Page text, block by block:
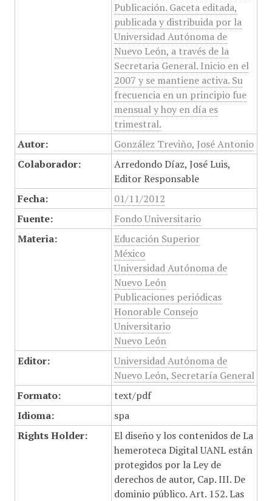
Publicación. Gaceta editada,
publicada y distribuida por la
Universidad Autónoma de
Nuevo León, a través de la
Secretaria General. Inicio en el
2007 y se mantiene activa. Su
frecuencia en un principio fue
mensual y hoy en día es
trimestral.
Autor:
González Treviño, José Antonio
Colaborador:
Arredondo Díaz, José Luis,
Editor Responsable
Fecha:
01/11/2012
Fuente:
Fondo Universitario
Materia:
Educación Superior
México
Universidad Autónoma de
Nuevo León
Publicaciones periódicas
Honorable Consejo
Universitario
Nuevo León
Editor:
Universidad Autónoma de
Nuevo León, Secretaría General
Formato:
text/pdf
Idioma:
spa
Rights Holder:
El diseño y los contenidos de La
hemeroteca Digital UANL están
protegidos por la Ley de
derechos de autor, Cap. III. De
dominio público. Art. 152. Las